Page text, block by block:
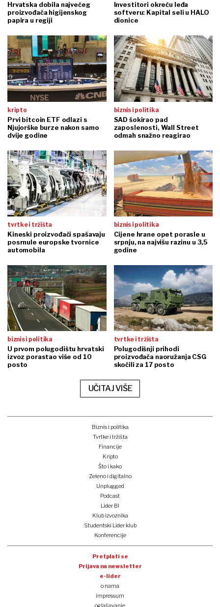
Hrvatska dobila najvećeg
proizvođača higijenskog
papira u regiji
Investitori okreću leđa
softveru: Kapital seli u HALO
dionice
kripto
Prvi bitcoin ETF odlazi s
Njujorške burze nakon samo
dvije godine
biznis i politika
SAD šokirao pad
zaposlenosti, Wall Street
odmah snažno reagirao
tvrtke i tržišta
Kineski proizvođači spašavaju
posrnule europske tvornice
automobila
biznis i politika
Cijene hrane opet porasle u
srpnju, na najvišu razinu u 3,5
godine
biznis i politika
U prvom polugodištu hrvatski
izvoz porastao više od 10
posto
tvrtke i tržišta
Polugodišnji prihodi
proizvođača naoružanja CSG
skočili za 17 posto
UČITAJ VIŠE
Biznis i politika
Tvrtke i tržišta
Financije
Kripto
Što i kako
Zeleno i digitalno
Unplugged
Podcast
Lider BI
Klub izvoznika
Studentski Lider klub
Konferencije
Pretplati se
Prijava na newsletter
e-lider
o nama
impressum
oglašavanje